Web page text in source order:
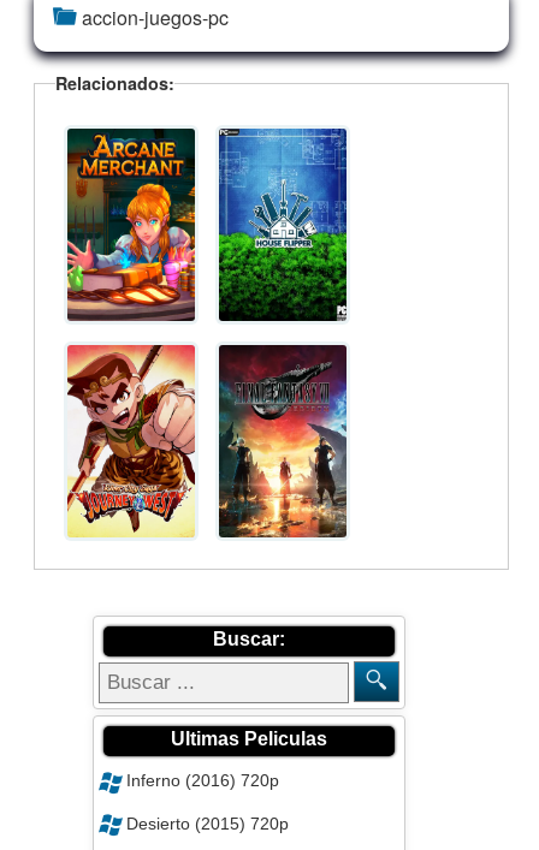
accion-juegos-pc
Relacionados:
Buscar:
Ultimas Peliculas
Inferno (2016) 720p
Desierto (2015) 720p